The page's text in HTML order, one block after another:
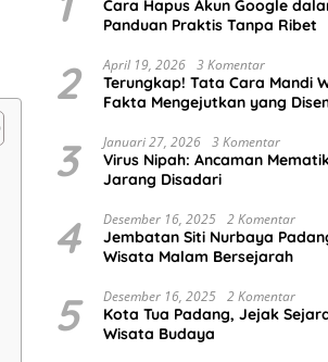
Cara Hapus Akun Google
Panduan Praktis Tanpa Ribet
2 April 19, 2026 3 Komentar
Terungkap! Tata Cara Mandi
Fakta Mengejutkan yang
3 Januari 27, 2026 3 Komentar
Virus Nipah: Ancaman
Jarang Disadari
4 Desember 16, 2025 2 Komentar
Jembatan Siti Nurbaya
Wisata Malam Bersejarah
5 Desember 16, 2025 2 Komentar
Kota Tua Padang, Jejak
Wisata Budaya